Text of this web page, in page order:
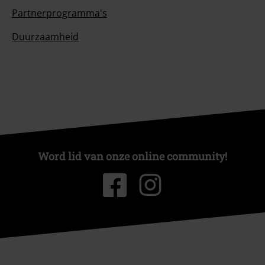
Partnerprogramma's
Duurzaamheid
Word lid van onze online community!